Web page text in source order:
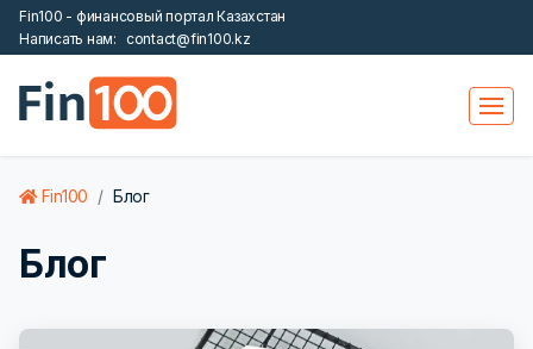
Fin100 - финансовый портал Казахстан
Написать нам:
contact@fin100.kz
Fin100 Блог
Блог